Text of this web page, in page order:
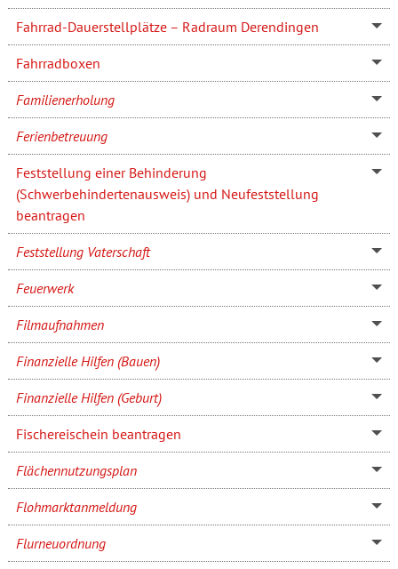
Fahrrad-Dauerstellplätze – Radraum Derendingen
Fahrradboxen
Familienerholung
Ferienbetreuung
Feststellung einer Behinderung
(Schwerbehindertenausweis) und Neufeststellung
beantragen
Feststellung Vaterschaft
Feuerwerk
Filmaufnahmen
Finanzielle Hilfen (Bauen)
Finanzielle Hilfen (Geburt)
Fischereischein beantragen
Flächennutzungsplan
Flohmarktanmeldung
Flurneuordnung